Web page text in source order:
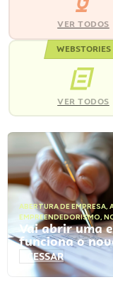
VER TODOS
WEBSTORIES
VER TODOS
ABERTURA DE EMPRESA,
EMPREENDEDORISMO,
Vai abrir uma
funciona o
ACESSAR